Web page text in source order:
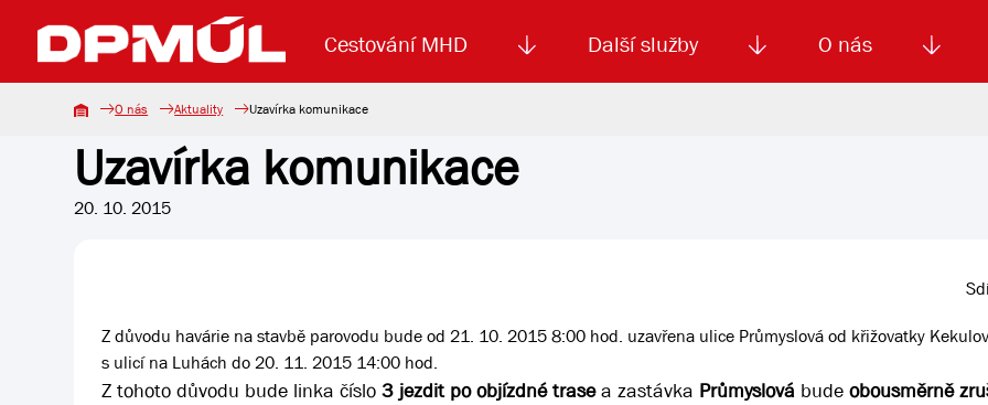
Cestování MHD
Uzavření mostu Dr. E. Beneše Koupit jízdenku
Další služby
Lanová dráha Reklama Smluvní doprava
O nás
Základní údaje Aktuality
O nás Aktuality Uzavírka komunikace
Uzavírka komunikace
20. 10. 2015
Z důvodu havárie na stavbě parovodu bude od 21. 10. 2015 8:00 hod. uzavřena ulice Průmyslová od křižovatky
s ulicí na Luhách do 20. 11. 2015 14:00 hod.
Z tohoto důvodu bude linka číslo 3 jezdit po objízdné trasea zastávka Průmyslová budeobousměrně